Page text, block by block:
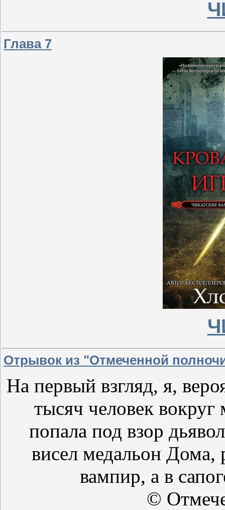
Глава 7
Отрывок из "Отмеченной
На первый взгляд, я,
тысяч человек
попала под взор
висел медальон Дома,
вампир, а в
©